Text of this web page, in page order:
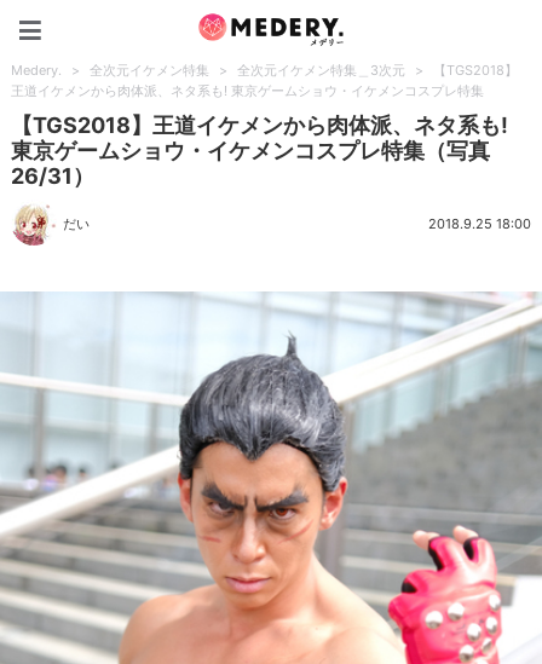
Medery. > 全次元イケメン特集 > 全次元イケメン特集＿3次元 >
【TGS2018】
王道イケメンから肉体派、ネタ系も! 東京ゲームショウ・イケメンコスプレ特集
【TGS2018】王道イケメンから肉体派、ネタ系も!
東京ゲームショウ・イケメンコスプレ特集（写真
26/31）
だい 2018.9.25 18:00